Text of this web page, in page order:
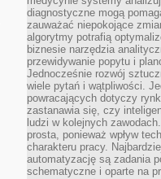
diagnostyczne mogą
zauważać niepokojące
algorytmy potrafią
biznesie narzędzia
przewidywanie popytu i
Jednocześnie rozwój
wiele pytań i wątpliwości.
powracających dotyczy
zastanawia się, czy
ludzi w kolejnych
prosta, ponieważ wpływ
charakteru pracy.
automatyzację są zadania
schematyczne i oparte na